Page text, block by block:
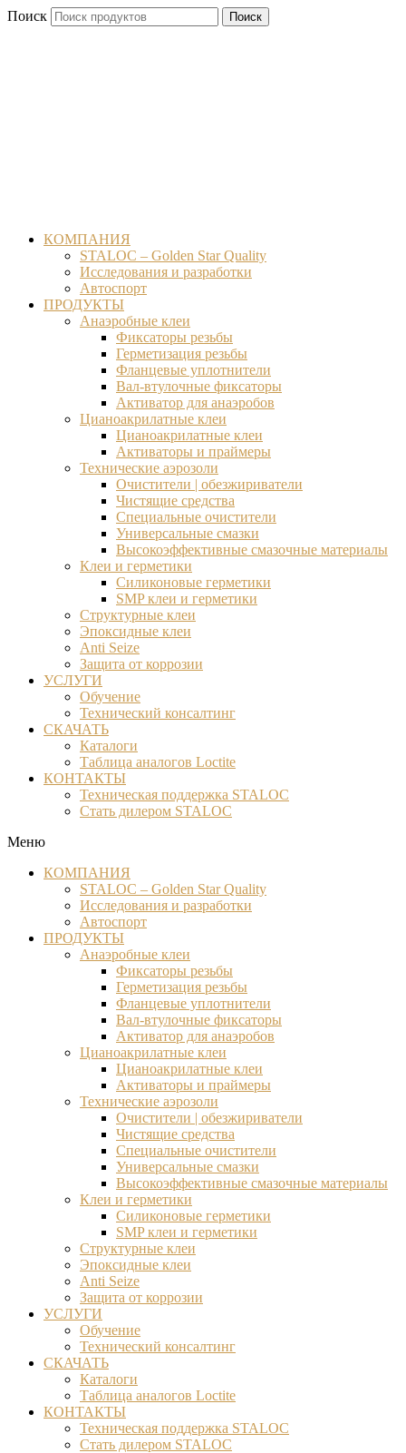
Перейти
Поиск Поиск
КОМПАНИЯ
STALOC – Golden Star Quality
Исследования и разработки
Автоспорт
ПРОДУКТЫ
Анаэробные клеи
Фиксаторы резьбы
Герметизация резьбы
Фланцевые уплотнители
Вал-втулочные фиксаторы
Активатор для анаэробов
Цианоакрилатные клеи
Цианоакрилатные клеи
Активаторы и праймеры
Технические аэрозоли
Очистители | обезжириватели
Чистящие средства​
Специальные очистители
Универсальные смазки
Высокоэффективные смазочные материалы
Клеи и герметики
Силиконовые герметики
SMP клеи и герметики
Структурные клеи
Эпоксидные клеи
Anti Seize
Защита от коррозии
УСЛУГИ
Обучение
Технический консалтинг
СКАЧАТЬ
Каталоги
Таблица аналогов Loctite
КОНТАКТЫ
Техническая поддержка STALOC
Стать дилером STALOC
Меню
КОМПАНИЯ
STALOC – Golden Star Quality
Исследования и разработки
Автоспорт
ПРОДУКТЫ
Анаэробные клеи
Фиксаторы резьбы
Герметизация резьбы
Фланцевые уплотнители
Вал-втулочные фиксаторы
Активатор для анаэробов
Цианоакрилатные клеи
Цианоакрилатные клеи
Активаторы и праймеры
Технические аэрозоли
Очистители | обезжириватели
Чистящие средства​
Специальные очистители
Универсальные смазки
Высокоэффективные смазочные материалы
Клеи и герметики
Силиконовые герметики
SMP клеи и герметики
Структурные клеи
Эпоксидные клеи
Anti Seize
Защита от коррозии
УСЛУГИ
Обучение
Технический консалтинг
СКАЧАТЬ
Каталоги
Таблица аналогов Loctite
КОНТАКТЫ
Техническая поддержка STALOC
Стать дилером STALOC